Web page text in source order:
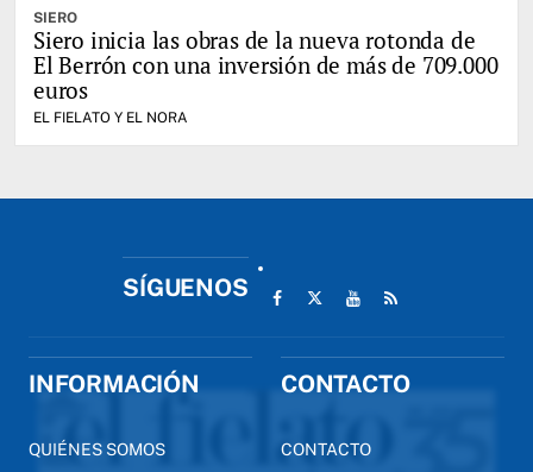
SIERO
Siero inicia las obras de la nueva rotonda de
El Berrón con una inversión de más de 709.000
euros
EL FIELATO Y EL NORA
SÍGUENOS
INFORMACIÓN
QUIÉNES SOMOS
CONTACTO
CONTACTO